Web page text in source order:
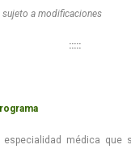
a modificaciones
:::::
especialidad médica que